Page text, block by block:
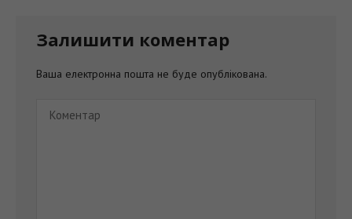
Залишити коментар
Ваша електронна пошта не буде опублікована.